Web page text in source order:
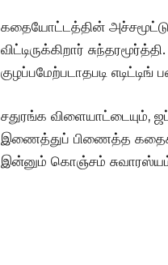
கதையோட்டத்தின்
விட்டிருக்கிறார்
குழப்பமேற்படாதபடி
சதுரங்க விளையாட்டையும்,
இணைத்துப் பிணைத்த
இன்னும் கொஞ்சம் சுவாரஸ்யம்